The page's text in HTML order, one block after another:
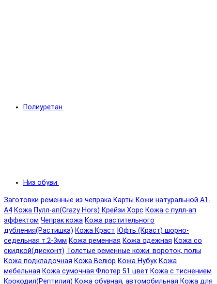
Полиуретан
Низ обуви
Заготовки ременные из чепрака Карты Кожи натуральной А1-
А4 Кожа Пулл-ап(Crazy Hors) Крейзи Хорс Кожа с пулл-ап
эффектом Чепрак кожа Кожа растительного
дубления(Растишка) Кожа Краст Юфть (Краст) шорно-
седельная т.2-3мм Кожа ременная Кожа одежная Кожа со
скидкой(дисконт) Толстые ременные кожи: вороток, полы
Кожа подкладочная Кожа Велюр Кожа Нубук Кожа
мебельная Кожа сумочная Флотер 51 цвет Кожа с тиснением
Крокодил(Рептилия) Кожа обувная, автомобильная Кожа для